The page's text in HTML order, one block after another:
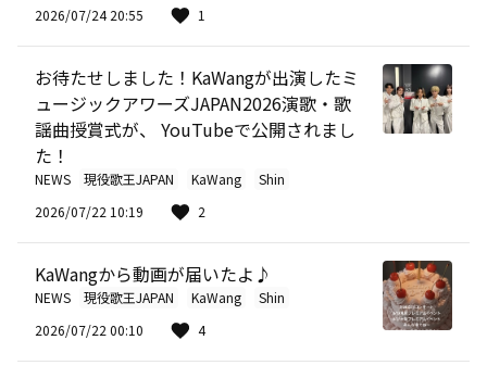
2026/07/24 20:55
1
お待たせしました！KaWangが出演したミ
ュージックアワーズJAPAN2026演歌・歌
謡曲授賞式が、 YouTubeで公開されまし
た！
NEWS 現役歌王JAPAN KaWang
Shin
2026/07/22 10:19
2
KaWangから動画が届いたよ♪
NEWS 現役歌王JAPAN KaWang
Shin
2026/07/22 00:10
4